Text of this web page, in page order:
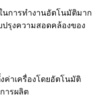
นการทำงานอัตโนมัติมาก
รุงความสอดคล้องของ
ค่าเครื่องโดยอัตโนมัติ
ารผลิต